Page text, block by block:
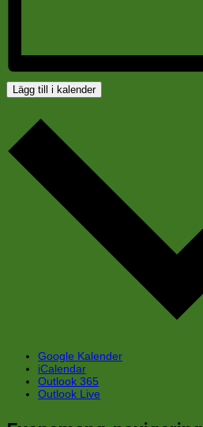
Lägg till i kalender
Google Kalender
iCalendar
Outlook 365
Outlook Live